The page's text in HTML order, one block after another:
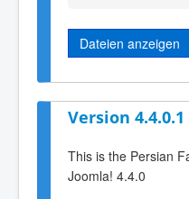
Dateien anzeigen
Version 4.4.0.1
This is the Persian
Joomla! 4.4.0